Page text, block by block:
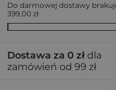
Do darmowej dostawy
399,00 zł
Dostawa za 0 zł dla
zamówień od 99 zł